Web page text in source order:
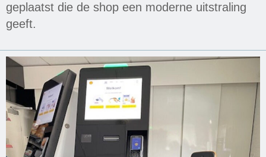
geplaatst die de shop een moderne uitstraling
geeft.